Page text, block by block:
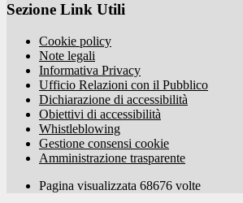
Sezione Link Utili
Cookie policy
Note legali
Informativa Privacy
Ufficio Relazioni con il Pubblico
Dichiarazione di accessibilità
Obiettivi di accessibilità
Whistleblowing
Gestione consensi cookie
Amministrazione trasparente
Pagina visualizzata 68676 volte